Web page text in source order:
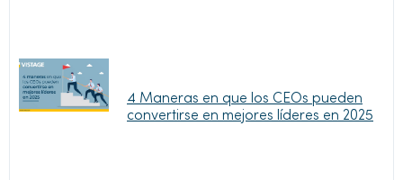
4 Maneras en que los CEOs pueden
convertirse en mejores líderes en 2025